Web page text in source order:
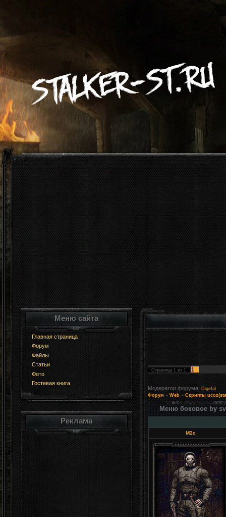
Меню сайта
Главная страница
Форум
Файлы
Статьи
Фото
Гостевая книга
Реклама
Страница 1 из 1 1
Модератор форума: Digefal
Форум » Web » Скрипты
Меню боковое by
M2c